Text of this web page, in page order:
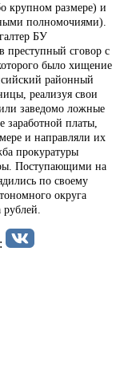
крупном размере) и
полномочиями).
БУ
преступный сговор с
было хищение
районный
реализуя свои
заведомо ложные
заработной платы,
и направляли их
прокуратуры
Поступающими на
по своему
округа